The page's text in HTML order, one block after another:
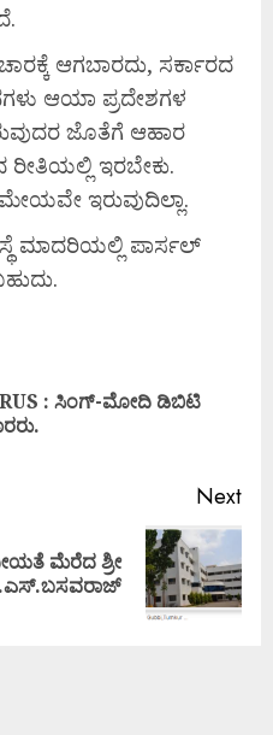
ಆಗಬಾರದು, ಸರ್ಕಾರದ
ಆಯಾ ಪ್ರದೇಶಗಳ
ಜೊತೆಗೆ ಆಹಾರ
ಇರಬೇಕು.
ಇರುವುದಿಲ್ಲಾ.
ಮಾದರಿಯಲ್ಲಿ ಪಾರ್ಸಲ್
: ಸಿಂಗ್-ಮೋದಿ ಡಿಬಿಟಿ
Next
ಮೆರೆದ ಶ್ರೀ